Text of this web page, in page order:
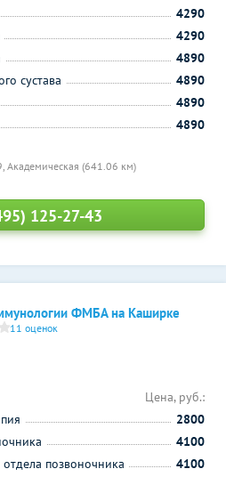
Академическая (641.06 км)
4290
4290
4890
сустава
4890
4890
4890
125-27-43
ФМБА на Каширке
11 оценок
Цена, руб.:
2800
4100
позвоночника
4100